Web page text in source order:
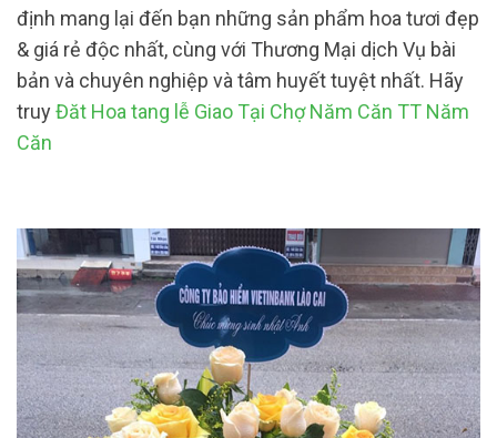
định mang lại đến bạn những sản phẩm hoa tươi đẹp
& giá rẻ độc nhất, cùng với Thương Mại dịch Vụ bài
bản và chuyên nghiệp và tâm huyết tuyệt nhất. Hãy
truyĐăt Hoa tang lễ Giao Tại Chợ Năm Căn TT Năm
Căn